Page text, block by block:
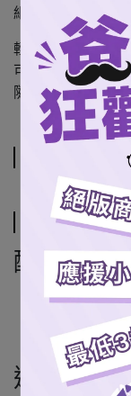
細膩呈現她最迷人
輕巧尺寸，方便收
可放入卡夾、錢
隨時都能看見她。
運送方式
配送方式
7-11超商取
全家超商取
宅配通 (僅
運費說明